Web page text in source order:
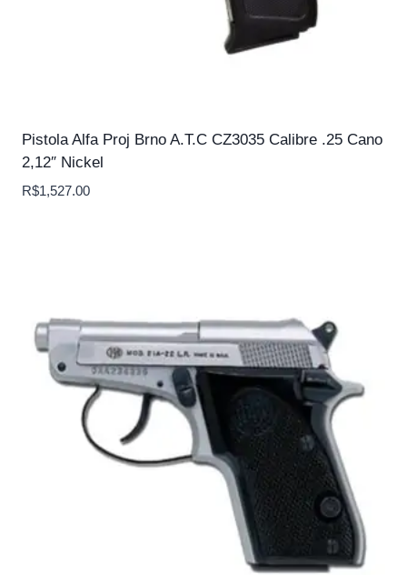
Pistola Alfa Proj Brno A.T.C CZ3035 Calibre .25 Cano
2,12″ Nickel
R$1,527.00